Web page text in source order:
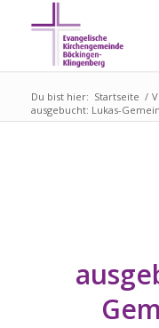
Du bist hier: Startseite /
ausgebucht: Lukas-